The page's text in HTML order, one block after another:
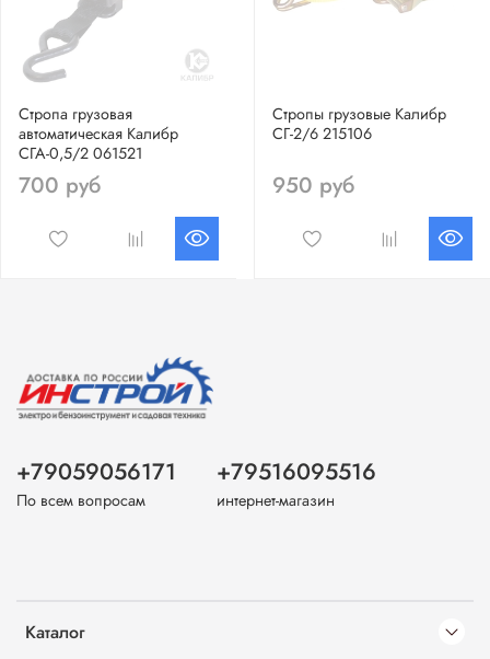
Стропа грузовая
автоматическая Калибр
СГА-0,5/2 061521
700 руб
Стропы грузовые Калибр
СГ-2/6 215106
950 руб
Каталог
+79059056171
По всем вопросам
+79516095516
интернет-магазин